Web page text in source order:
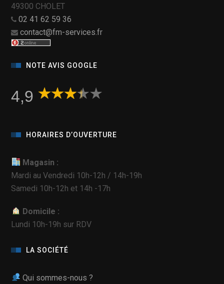
49300 CHOLET
02 41 62 59 36
contact@fm-services.fr
NOTE AVIS GOOGLE
4,9
HORAIRES D’OUVERTURE
Magasin :
Mardi au Vendredi 10h-12h / 14h-19h
Samedi 10h-12h et 14h -17h
Domicile :
Lundi 10h-19h sur RDV
LA SOCIÉTÉ
Qui sommes-nous ?